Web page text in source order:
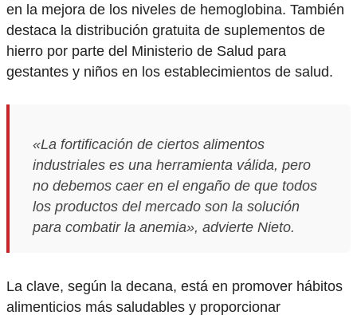
en la mejora de los niveles de hemoglobina. También
destaca la distribución gratuita de suplementos de
hierro por parte del Ministerio de Salud para
gestantes y niños en los establecimientos de salud.
«La fortificación de ciertos alimentos
industriales es una herramienta válida, pero
no debemos caer en el engaño de que todos
los productos del mercado son la solución
para combatir la anemia», advierte Nieto.
La clave, según la decana, está en promover hábitos
alimenticios más saludables y proporcionar